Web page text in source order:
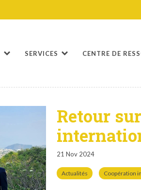
SERVICES CENTRE DE
Retour
21 Nov 2024
Actualités Coopération